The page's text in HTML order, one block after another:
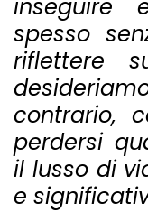
inseguire
spesso
riflettere
contrario,
perdersi
il lusso di
e